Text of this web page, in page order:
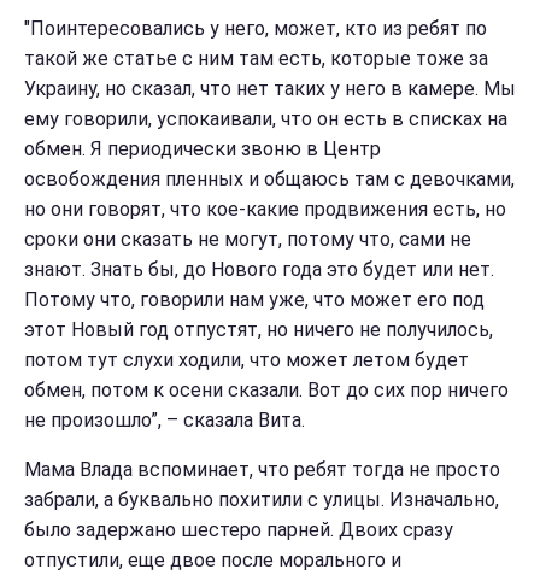
"Поинтересовались у него, может, кто из ребят по
такой же статье с ним там есть, которые тоже за
Украину, но сказал, что нет таких у него в камере. Мы
ему говорили, успокаивали, что он есть в списках на
обмен. Я периодически звоню в Центр
освобождения пленных и общаюсь там с девочками,
но они говорят, что кое-какие продвижения есть, но
сроки они сказать не могут, потому что, сами не
знают. Знать бы, до Нового года это будет или нет.
Потому что, говорили нам уже, что может его под
этот Новый год отпустят, но ничего не получилось,
потом тут слухи ходили, что может летом будет
обмен, потом к осени сказали. Вот до сих пор ничего
не произошло”, – сказала Вита.
Мама Влада вспоминает, что ребят тогда не просто
забрали, а буквально похитили с улицы. Изначально,
было задержано шестеро парней. Двоих сразу
отпустили, еще двое после морального и